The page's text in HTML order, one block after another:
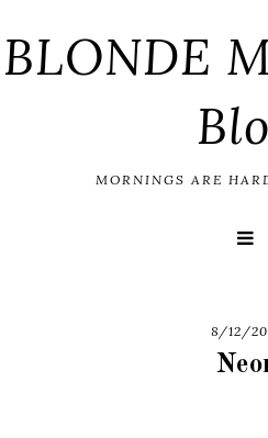
BLONDE
MORNINGS ARE
8/12/